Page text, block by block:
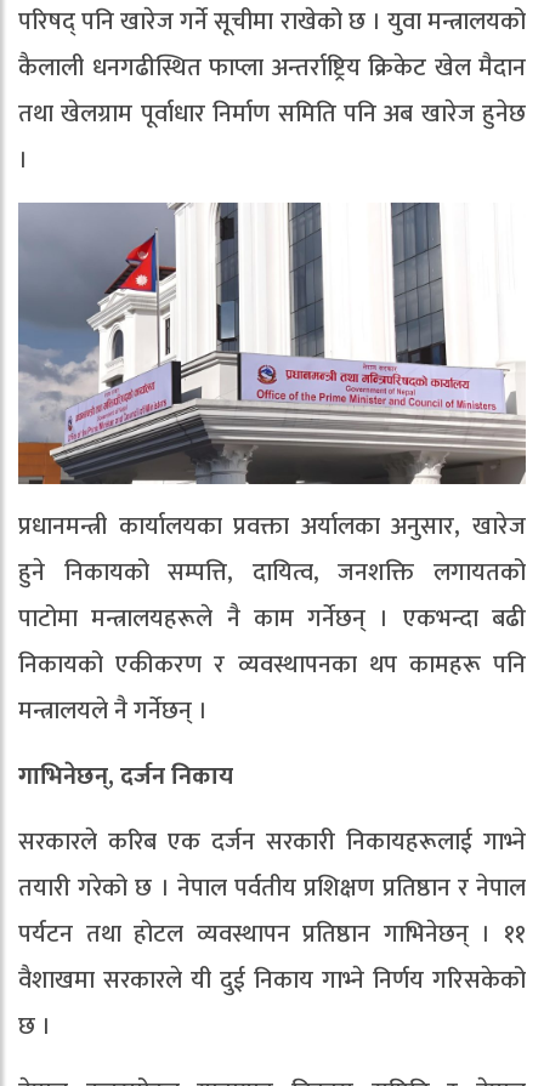
परिषद् पनि खारेज गर्ने सूचीमा राखेको छ । युवा मन्त्रालयको
कैलाली धनगढीस्थित फाप्ला अन्तर्राष्ट्रिय क्रिकेट खेल मैदान
तथा खेलग्राम पूर्वाधार निर्माण समिति पनि अब खारेज हुनेछ
।
प्रधानमन्त्री कार्यालयका प्रवक्ता अर्यालका अनुसार, खारेज
हुने निकायको सम्पत्ति, दायित्व, जनशक्ति लगायतको
पाटोमा मन्त्रालयहरूले नै काम गर्नेछन् । एकभन्दा बढी
निकायको एकीकरण र व्यवस्थापनका थप कामहरू पनि
मन्त्रालयले नै गर्नेछन् ।
गाभिनेछन्,दर्जन निकाय
सरकारले करिब एक दर्जन सरकारी निकायहरूलाई गाभ्ने
तयारी गरेको छ । नेपाल पर्वतीय प्रशिक्षण प्रतिष्ठान र नेपाल
पर्यटन तथा होटल व्यवस्थापन प्रतिष्ठान गाभिनेछन् । ११
वैशाखमा सरकारले यी दुई निकाय गाभ्ने निर्णय गरिसकेको
छ ।